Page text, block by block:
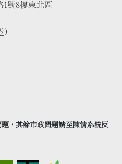
1號8樓東北區
)
，其餘市政問題請至陳情系統反